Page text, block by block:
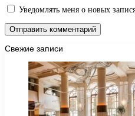
Уведомлять меня о новых
Свежие записи